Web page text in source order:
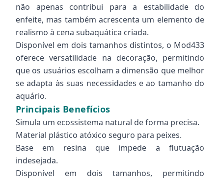
não apenas contribui para a estabilidade do
enfeite, mas também acrescenta um elemento de
realismo à cena subaquática criada.
Disponível em dois tamanhos distintos, o Mod433
oferece versatilidade na decoração, permitindo
que os usuários escolham a dimensão que melhor
se adapta às suas necessidades e ao tamanho do
aquário.
Principais Benefícios
Simula um ecossistema natural de forma precisa.
Material plástico atóxico seguro para peixes.
Base em resina que impede a flutuação
indesejada.
Disponível em dois tamanhos, permitindo